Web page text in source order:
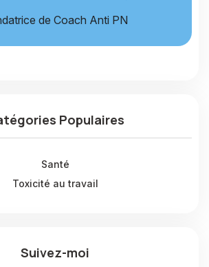
de Coach Anti PN
Populaires
Santé
Toxicité au travail
Suivez-moi